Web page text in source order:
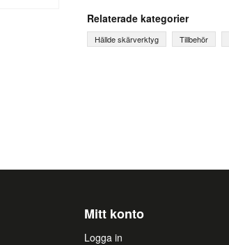
Fråga oss något om
Relaterade kategorier
Hällde skärverktyg Tillbehör
Mitt konto
Logga in